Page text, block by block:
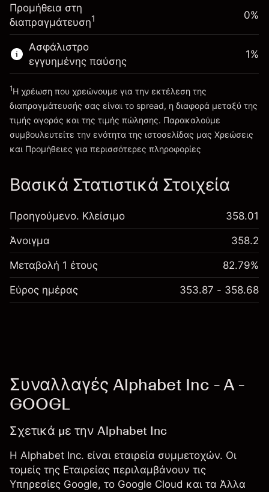
Πηγαίνετε στην πλατφόρμα
Μέγεθος διαπραγμάτευσης με μόχλευση
~$5,000.00
Χρήματα από μόχλευση ~
Προμήθεια στη
διαπραγμάτευση1 0%
Ασφάλιστρο
εγγυημένης παύσης
Χρεώσεις και Τέλη
1%
1Η χρέωση που χρεώνουμε για την εκτέλεση της
διαπραγμάτευσής σας είναι το spread, η διαφορά μεταξύ της
τιμής αγοράς και της τιμής πώλησης. Παρακαλούμε
συμβουλευτείτε την ενότητα της ιστοσελίδας μας Χρεώσεις
και Προμήθειες για περισσότερες πληροφορίες
Βασικά Στατιστικά Στοιχεία
Προηγούμενο. Κλείσιμο 358.01
Άνοιγμα 358.2
Μεταβολή 1 έτους 82.79%
Εύρος ημέρας 353.87 - 358.68
Συναλλαγές Alphabet Inc - A -
GOOGL
Σχετικά με την Alphabet Inc
Η Alphabet Inc. είναι εταιρεία συμμετοχών. Οι
τομείς της Εταιρείας περιλαμβάνουν τις
Υπηρεσίες Google, το Google Cloud και τα Άλλα